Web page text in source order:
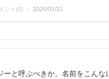
ント(0) 2026/01/31
ーと呼ぶべきか。名前をこん